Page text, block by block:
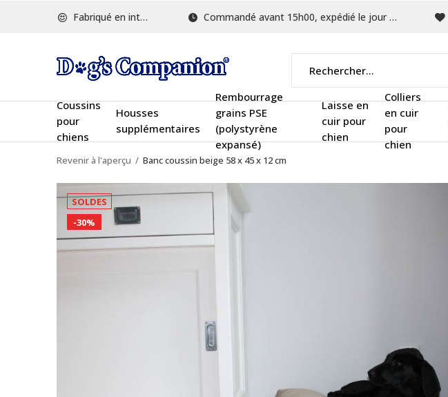
Coussins
pour
chiens
Housses
supplémentaires
Rembourrage
grains PSE
(polystyrène
expansé)
Laisse en
cuir pour
chien
Colliers
en cuir
pour
chien
Fabriqué en interne Commandé avant 15h00, expédié le jour même
Revenir à l'aperçu Banc coussin beige 58 x 45 x 12 cm
SOLDES
-30%